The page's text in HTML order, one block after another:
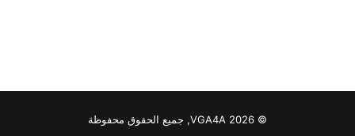
© VGA4A 2026, جميع الحقوق محفوظة